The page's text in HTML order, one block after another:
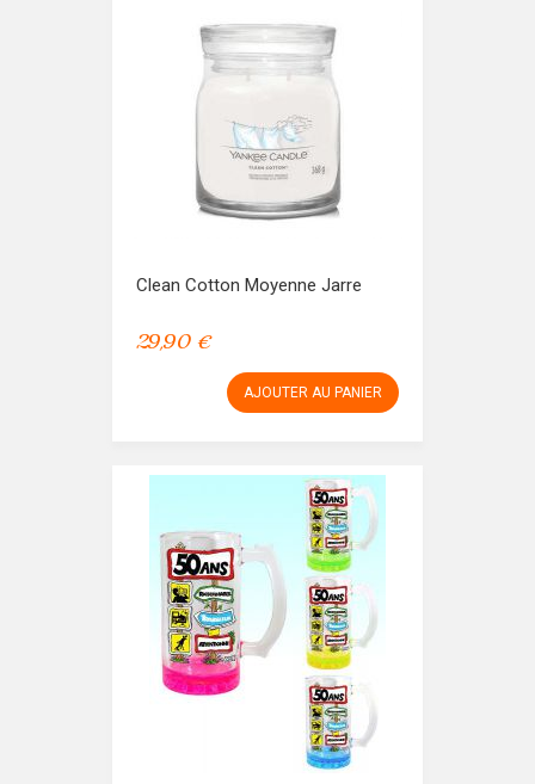
Clean Cotton Moyenne Jarre
29,90 €
AJOUTER AU PANIER